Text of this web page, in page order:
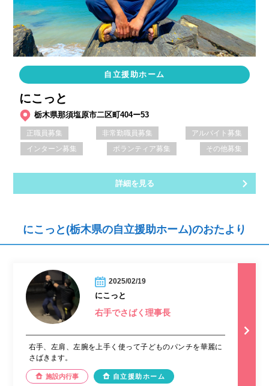
自立援助ホーム
にこっと
栃木県那須塩原市二区町404ー53
正職員募集 非常勤職員募集
アルバイト募集
インターン募集
ボランティア募集 その他募集
詳細を見る
にこっと(栃木県の自立援助ホーム)のおたより
2025/02/19
にこっと
右手でさばく理事長
右手、左肩、左腕を上手く使って子どものパンチを華麗に
さばきます。
施設内行事 自立援助ホーム